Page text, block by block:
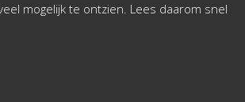
mogelijk te ontzien. Lees daarom snel